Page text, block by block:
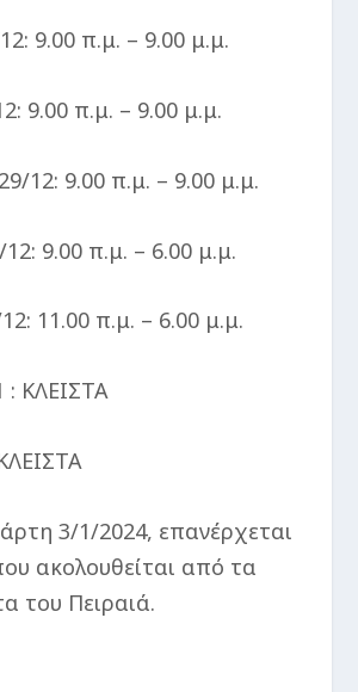
9.00 π.μ. – 9.00 μ.μ.
9.00 π.μ. – 9.00 μ.μ.
12: 9.00 π.μ. – 9.00 μ.μ.
9.00 π.μ. – 6.00 μ.μ.
11.00 π.μ. – 6.00 μ.μ.
: ΚΛΕΙΣΤΑ
3/1/2024, επανέρχεται
ακολουθείται από τα
του Πειραιά.